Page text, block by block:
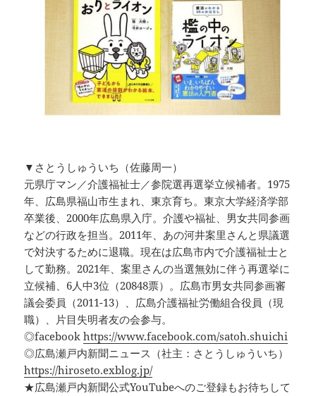
▼さとうしゅういち（佐藤周一）
元県庁マン／介護福祉士／参院選再選挙立候補者。1975
年、広島県福山市生まれ、東京育ち。東京大学経済学部
卒業後、2000年広島県入庁。介護や福祉、男女共同参画
などの行政を担当。2011年、あの河井案里さんと県議選
で対決するために退職。現在は広島市内で介護福祉士と
して勤務。2021年、案里さんの当選無効に伴う再選挙に
立候補、6人中3位（20848票）。広島市男女共同参画審
議会委員（2011-13）、広島介護福祉労働組合役員（現
職）、片目失明者友の会参与。
◎facebookhttps://www.facebook.com/satoh.shuichi
◎広島瀬戸内新聞ニュース（社主：さとうしゅういち）
https://hiroseto.exblog.jp/
★広島瀬戸内新聞公式YouTubeへのご登録もお待ちして